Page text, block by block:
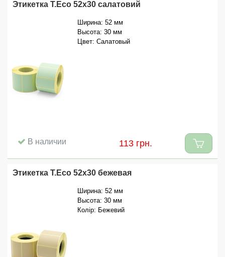
Этикетка T.Eco 52x30 салатовий
Ширина: 52 мм
Высота: 30 мм
Цвет: Салатовый
В наличии 113 грн.
Этикетка T.Eco 52x30 бежевая
Ширина: 52 мм
Высота: 30 мм
Колір: Бежевий